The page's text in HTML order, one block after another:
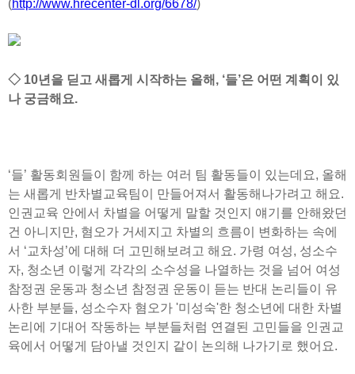
(http://www.hrecenter-dl.org/6678/)
◇ 10년을 딛고 새롭게 시작하는 올해, ‘들’은 어떤 계획이 있
나 궁금해요.
‘들’ 활동회원들이 함께 하는 여러 팀 활동들이 있는데요, 올해
는 새롭게 반차별교육팀이 만들어져서 활동해나가려고 해요.
인권교육 안에서 차별을 어떻게 말할 것인지 얘기를 안해왔던
건 아니지만, 혐오가 거세지고 차별의 흐름이 변화하는 속에
서 ‘교차성’에 대해 더 고민해보려고 해요. 가령 여성, 성소수
자, 청소년 이렇게 각각의 소수성을 나열하는 것을 넘어 여성
참정권 운동과 청소년 참정권 운동이 듣는 반대 논리들이 유
사한 부분들, 성소수자 혐오가 '미성숙'한 청소년에 대한 차별
논리에 기대어 작동하는 부분들처럼 연결된 고민들을 인권교
육에서 어떻게 담아낼 것인지 같이 논의해 나가기로 했어요.